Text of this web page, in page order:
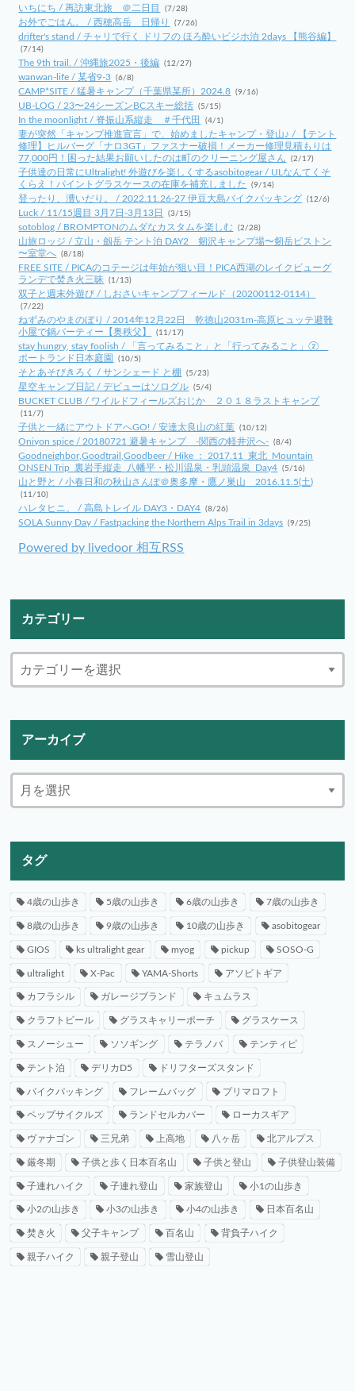
いちにち / 再訪東北旅 ＠二日目 (7/28)
お外でごはん。 / 西穂高岳 日帰り (7/26)
drifter's stand / チャリで行く ドリフの ほろ酔いビジホ泊 2days 【熊谷編】
(7/14)
The 9th trail. / 沖縄旅2025・後編 (12/27)
wanwan-life / 某省9-3 (6/8)
CAMP*SITE / 猛暑キャンプ（千葉県某所）2024.8 (9/16)
UB-LOG / 23〜24シーズンBCスキー総括 (5/15)
In the moonlight / 脊振山系縦走 ＃千代田 (4/1)
妻が突然「キャンプ推進宣言」で、始めましたキャンプ・登山♪ / 【テント
修理】ヒルバーグ「ナロ3GT」ファスナー破損！メーカー修理見積もりは
77,000円！困った結果お願いしたのは町のクリーニング屋さん
(2/17)
子供達の日常にUltralight! 外遊びを楽しくするasobitogear / ULなんてくそ
くらえ！パイントグラスケースの在庫を補充しました
(9/14)
登ったり、漕いだり。 / 2022.11.26-27 伊豆大島バイクパッキング (12/6)
Luck / 11/15週目 3月7日-3月13日 (3/15)
sotoblog / BROMPTONのムダなカスタムを楽しむ (2/28)
山旅ロッジ / 立山・劔岳 テント泊 DAY2 剱沢キャンプ場〜剱岳ピストン
〜室堂へ (8/18)
FREE SITE / PICAのコテージは年始が狙い目！PICA西湖のレイクビューグ
ランデで焚き火三昧
(1/13)
双子と週末外遊び / しおさいキャンプフィールド（20200112-0114）
(7/22)
ねずみのやまのぼり / 2014年12月22日 乾徳山2031m-高原ヒュッテ避難
小屋で鍋パーティー【奥秩父】
(11/17)
stay hungry, stay foolish / 「言ってみること」と「行ってみること」②
ポートランド日本庭園
(10/5)
そとあそびきろく / サンシェード と棚 (5/23)
星空キャンプ日記 / デビューはソログル (5/4)
BUCKET CLUB / ワイルドフィールズおじか ２０１８ラストキャンプ
(11/7)
子供と一緒にアウトドアへGO! / 安達太良山の紅葉 (10/12)
Oniyon spice / 20180721 避暑キャンプ -関西の軽井沢へ- (8/4)
Goodneighbor,Goodtrail,Goodbeer / Hike ： 2017.11_東北_Mountain
ONSEN Trip_裏岩手縦走_八幡平・松川温泉・乳頭温泉_Day4 (5/16)
山と野と / 小春日和の秋山さんぽ＠奥多摩・鷹ノ巣山 2016.11.5(土)
(11/10)
ハレタヒニ。 / 高島トレイル DAY3・DAY4 (8/26)
SOLA Sunny Day / Fastpacking the Northern Alps Trail in 3days (9/25)
Powered by livedoor 相互RSS
カテゴリー
アーカイブ
タグ
4歳の山歩き 5歳の山歩き 6歳の山歩き 7歳の山歩き
8歳の山歩き 9歳の山歩き 10歳の山歩き asobitogear
GIOS ks ultralight gear myog pickup SOSO-G
ultralight X-Pac YAMA-Shorts アソビトギア
カフラシル ガレージブランド キュムラス
クラフトビール グラスキャリーポーチ グラスケース
スノーシュー ソソギング テラノバ テンティピ
テント泊 デリカD5 ドリフターズスタンド
バイクパッキング フレームバッグ プリマロフト
ペップサイクルズ ランドセルカバー ローカスギア
ヴァナゴン 三兄弟 上高地 八ヶ岳 北アルプス
厳冬期 子供と歩く日本百名山 子供と登山 子供登山装備
子連れハイク 子連れ登山 家族登山 小1の山歩き
小2の山歩き 小3の山歩き 小4の山歩き 日本百名山
焚き火 父子キャンプ 百名山 背負子ハイク
親子ハイク 親子登山 雪山登山